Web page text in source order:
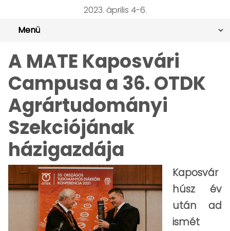
2023. április 4-6.
Menü
A MATE Kaposvári
Campusa a 36. OTDK
Agrártudományi
Szekciójának
házigazdája
Kaposvár
húsz év
után ad
ismét